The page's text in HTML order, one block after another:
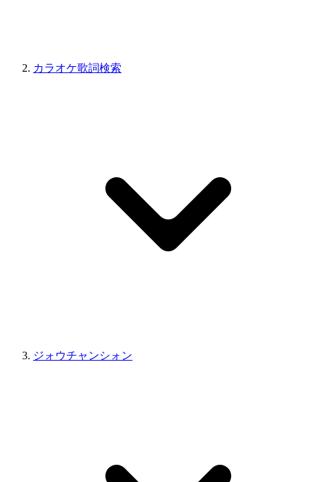
カラオケ歌詞検索
ジォウチャンシォン